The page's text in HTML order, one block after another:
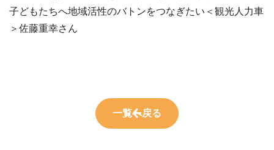
子どもたちへ地域活性のバトンをつなぎたい＜観光人力車
＞佐藤重幸さん
一覧へ戻る